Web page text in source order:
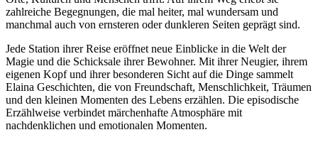
zahlreiche Begegnungen, die mal heiter, mal wundersam und
manchmal auch von ernsteren oder dunkleren Seiten geprägt sind.
Jede Station ihrer Reise eröffnet neue Einblicke in die Welt der
Magie und die Schicksale ihrer Bewohner. Mit ihrer Neugier, ihrem
eigenen Kopf und ihrer besonderen Sicht auf die Dinge sammelt
Elaina Geschichten, die von Freundschaft, Menschlichkeit, Träumen
und den kleinen Momenten des Lebens erzählen. Die episodische
Erzählweise verbindet märchenhafte Atmosphäre mit
nachdenklichen und emotionalen Momenten.